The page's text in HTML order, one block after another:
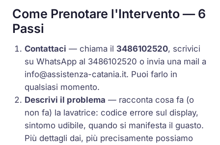
Come Prenotare l'Intervento — 6
Passi
Contattaci — chiama il 3486102520, scrivici
su WhatsApp al 3486102520 o invia una mail a
info@assistenza-catania.it. Puoi farlo in
qualsiasi momento.
Descrivi il problema — racconta cosa fa (o
non fa) la lavatrice: codice errore sul display,
sintomo udibile, quando si manifesta il guasto.
Più dettagli dai, più precisamente possiamo